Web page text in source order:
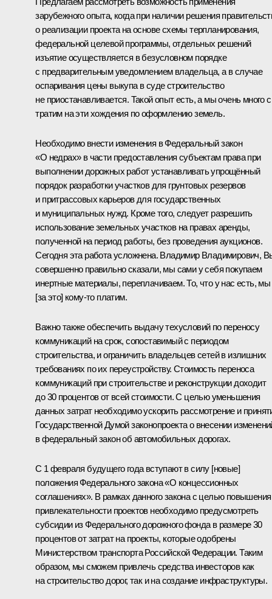
зарубежного опыта, когда при наличии решения
о реализации проекта на основе схемы терпланирования,
федеральной целевой программы, отдельных решений
изъятие осуществляется в безусловном порядке
с предварительным уведомлением владельца, а в случае
оспаривания цены выкупа в суде строительство
не приостанавливается. Такой опыт есть, а мы очень много
тратим на эти хождения по оформлению земель.
Необходимо внести изменения в Федеральный закон
«О недрах» в части предоставления субъектам права при
выполнении дорожных работ устанавливать упрощённый
порядок разработки участков для грунтовых резервов
и притрассовых карьеров для государственных
и муниципальных нужд. Кроме того, следует разрешить
использование земельных участков на правах аренды,
полученной на период работы, без проведения аукционов.
Сегодня эта работа усложнена. Владимир Владимирович,
совершенно правильно сказали, мы сами у себя покупаем
инертные материалы, переплачиваем. То, что у нас есть, мы
[за это] кому‑то платим.
Важно также обеспечить выдачу техусловий по переносу
коммуникаций на срок, сопоставимый с периодом
строительства, и ограничить владельцев сетей в излишних
требованиях по их переустройству. Стоимость переноса
коммуникаций при строительстве и реконструкции доходит
до 30 процентов от всей стоимости. С целью уменьшения
данных затрат необходимо ускорить рассмотрение и
Государственной Думой законопроекта о внесении
в федеральный закон об автомобильных дорогах.
С 1 февраля будущего года вступают в силу [новые]
положения Федерального закона «О концессионных
соглашениях». В рамках данного закона с целью повышения
привлекательности проектов необходимо предусмотреть
субсидии из Федерального дорожного фонда в размере 30
процентов от затрат на проекты, которые одобрены
Министерством транспорта Российской Федерации. Таким
образом, мы сможем привлечь средства инвесторов как
на строительство дорог, так и на создание инфраструктуры.